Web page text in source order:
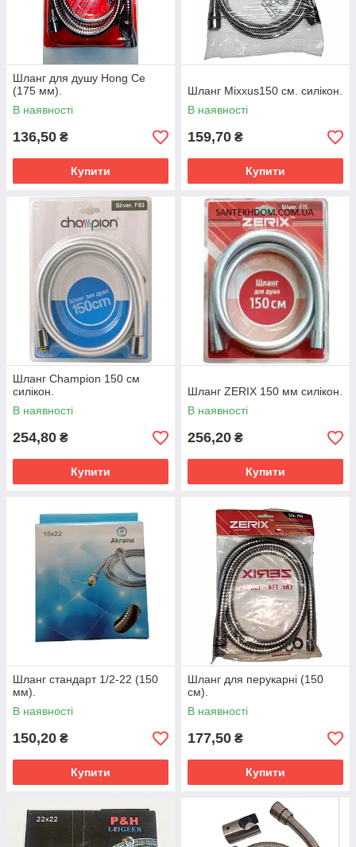
Шланг для душу Hong Ce
(175 мм).
В наявності
136,50 ₴
Купити
Шланг Mixxus150 см. силікон.
В наявності
159,70 ₴
Купити
Шланг Champion 150 см
силікон.
В наявності
254,80 ₴
Купити
Шланг ZERIX 150 мм силікон.
В наявності
256,20 ₴
Купити
Шланг стандарт 1/2-22 (150
мм).
В наявності
150,20 ₴
Купити
Шланг для перукарні (150
см).
В наявності
177,50 ₴
Купити